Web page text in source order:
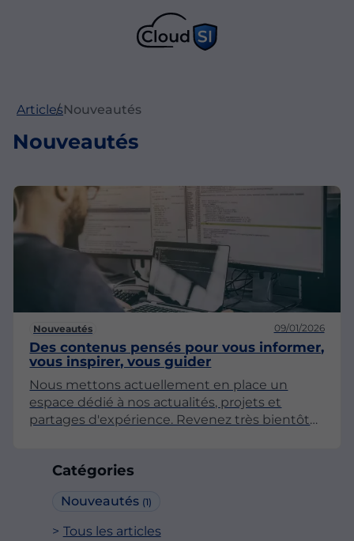
Catégories
Nouveautés (1)
Tous les articles
ArticlesNouveautés
Nouveautés
Nouveautés 09/01/2026
Des contenus pensés pour vous informer,
vous inspirer, vous guider
Nous mettons actuellement en place un
espace dédié à nos actualités, projets et
partages d'expérience. Revenez très bientôt